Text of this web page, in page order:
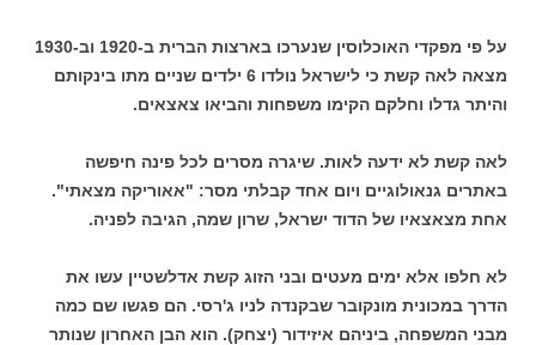
על פי מפקדי האוכלוסין שנערכו בארצות הברית ב-1920 וב-1930
מצאה לאה קשת כי לישראל נולדו 6 ילדים שניים מתו בינקותם
והיתר גדלו וחלקם הקימו משפחות והביאו צאצאים.
לאה קשת לא ידעה לאות. שיגרה מסרים לכל פינה חיפשה
באתרים גנאולוגיים ויום אחד קבלתי מסר: "אאוריקה מצאתי".
אחת מצאצאיו של הדוד ישראל, שרון שמה, הגיבה לפניה.
לא חלפו אלא ימים מעטים ובני הזוג קשת אדלשטיין עשו את
הדרך במכונית מונקובר שבקנדה לניו ג'רסי. הם פגשו שם כמה
מבני המשפחה, ביניהם איזידור (יצחק). הוא הבן האחרון שנותר